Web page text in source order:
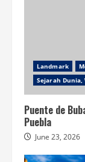
Landmark
Sejarah Dunia,
Puente de
Puebla
June 23, 2026